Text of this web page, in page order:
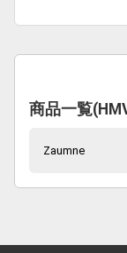
商品一覧
Zaumne